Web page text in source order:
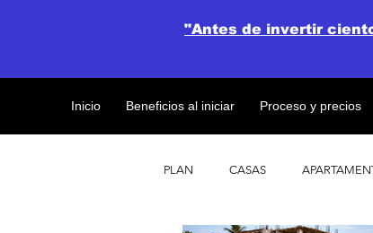
Inicio Beneficios al iniciar Proceso y precios
"Antes de invertir
PLAN CASAS